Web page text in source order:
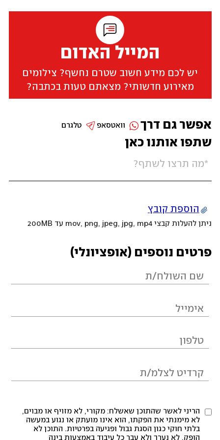
המייל האדום
יש לכם מידע חשוב שטרם נחשף? צילומים
מאירוע חדשותי? מצאתם טעות בכתבה?
שתפו אותנו כאן
הוספת קובץ
ניתן להעלות קבצי mov, png, jpeg, jpg, mp4 עד 200MB
פרטים נוספים (אופציונלי)
הריני לאשר שהתוכן שאשלח: מקורי, לא מזויף או מבוים,
לא מימנתי את הפקתו, הוא אינו מועתק או נגוע במעשה
בלתי חוקי כגון הסגת גבול ופגיעה בפרטיות. התוכן לא
הופק, לא נערך ולא עבר כל עיבוד באמצעות בינה
אפשר גם דרך טלגרם וואטסאפ